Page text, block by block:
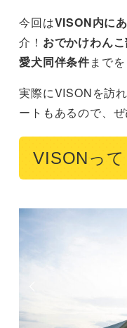
今回はVISON内に
介！ おでかけわん
愛犬同伴条件まで
実際にVISONを訪
ートもあるので、
VISONっ